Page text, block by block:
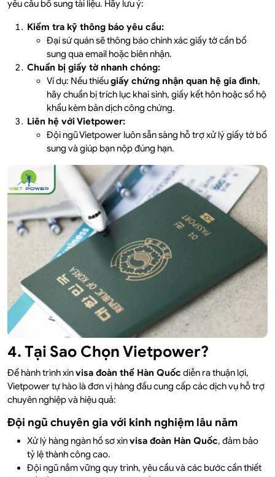
yêu cầu bổ sung tài liệu. Hãy lưu ý:
Kiểm tra kỹ thông báo yêu cầu:
Đại sứ quán sẽ thông báo chính xác giấy tờ cần bổ
sung qua email hoặc biên nhận.
Chuẩn bị giấy tờ nhanh chóng:
Ví dụ: Nếu thiếugiấy chứng nhận quan hệ gia đình,
hãy chuẩn bị trích lục khai sinh, giấy kết hôn hoặc sổ hộ
khẩu kèm bản dịch công chứng.
Liên hệ với Vietpower:
Đội ngũ Vietpower luôn sẵn sàng hỗ trợ xử lý giấy tờ bổ
sung và giúp bạn nộp đúng hạn.
4. Tại Sao Chọn Vietpower?
Để hành trình xinvisa đoàn thể Hàn Quốc diễn ra thuận lợi,
Vietpower tự hào là đơn vị hàng đầu cung cấp các dịch vụ hỗ trợ
chuyên nghiệp và hiệu quả:
Đội ngũ chuyên gia với kinh nghiệm lâu năm
Xử lý hàng ngàn hồ sơ xinvisa đoàn Hàn Quốc, đảm bảo
tỷ lệ thành công cao.
Đội ngũ nắm vững quy trình, yêu cầu và các bước cần thiết